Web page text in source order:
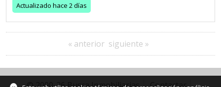
Actualizado hace 2 días
« anterior siguiente »